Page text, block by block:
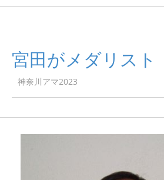
宮田がメダリスト
神奈川アマ2023